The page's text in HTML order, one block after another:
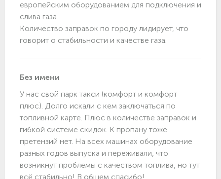
европейским оборудованием для подключения и
слива газа.
Количество заправок по городу лидирует, что
говорит о стабильности и качестве газа.
Без имени
У нас свой парк такси (комфорт и комфорт
плюс). Долго искали с кем заключаться по
топливной карте. Плюс в количестве заправок и
гибкой системе скидок. К пропану тоже
претензий нет. На всех машинах оборудование
разных годов выпуска и переживали, что
возникнут проблемы с качеством топлива, но тут
всё стабильно! В общем спасибо!